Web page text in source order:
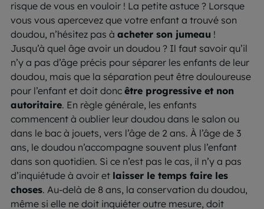
risque de vous en vouloir ! La petite astuce ? Lorsque
vous vous apercevez que votre enfant a trouvé son
doudou, n’hésitez pas à acheter son jumeau !
Jusqu’à quel âge avoir un doudou ? Il faut savoir qu’il
n’y a pas d’âge précis pour séparer les enfants de leur
doudou, mais que la séparation peut être douloureuse
pour l’enfant et doit donc être progressive et non
autoritaire. En règle générale, les enfants
commencent à oublier leur doudou dans le salon ou
dans le bac à jouets, vers l’âge de 2 ans. À l’âge de 3
ans, le doudou n’accompagne souvent plus l’enfant
dans son quotidien. Si ce n’est pas le cas, il n’y a pas
d’inquiétude à avoir et laisser le temps faire les
choses. Au-delà de 8 ans, la conservation du doudou,
même si elle ne doit inquiéter outre mesure, doit